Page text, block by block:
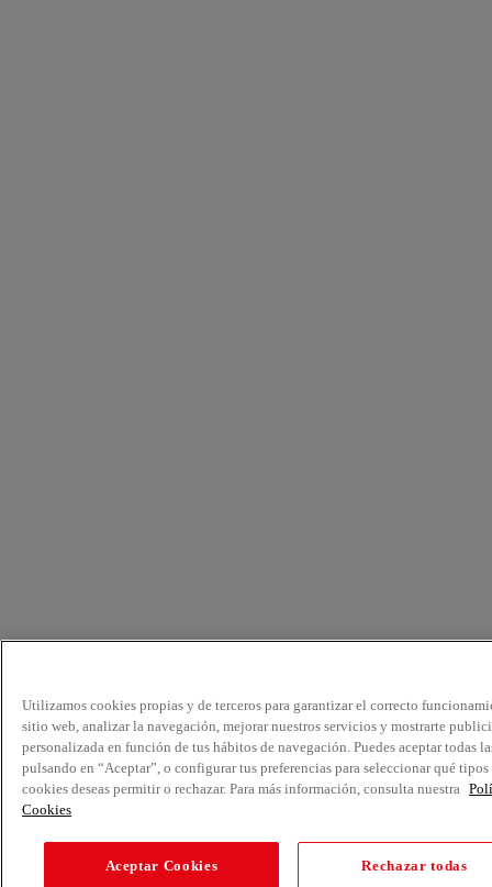
Utilizamos cookies propias y de terceros para garantizar el correcto
sitio web, analizar la navegación, mejorar nuestros servicios y mostrarte
personalizada en función de tus hábitos de navegación. Puedes aceptar todas
pulsando en “Aceptar”, o configurar tus preferencias para seleccionar qué tipos
cookies deseas permitir o rechazar. Para más información, consulta nuestra
Cookies
Aceptar Cookies Rechazar todas